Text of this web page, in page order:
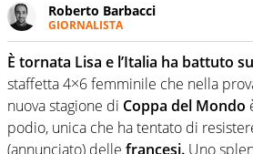
Roberto Barbacci
GIORNALISTA
Giornalista (pubblicista) sportivo
tuttologo di Virgilio Sport.
scherma, di volley o di curling:
È tornata Lisa e l’Italia ha battuto
staffetta 4×6 femminile che nella
nuova stagione di Coppa del Mondo
podio, unica che ha tentato di
(annunciato) delle francesi. Uno